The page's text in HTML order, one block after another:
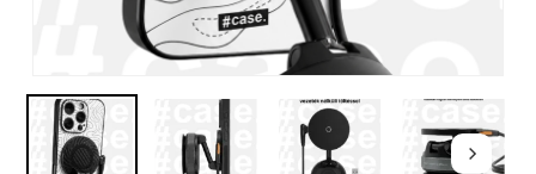
böngészőben a következő
hozzászólásomhoz.